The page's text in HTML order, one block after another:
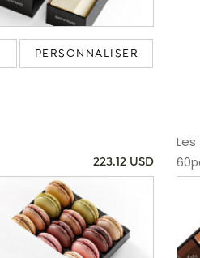
PERSONNALISER
223.12 USD